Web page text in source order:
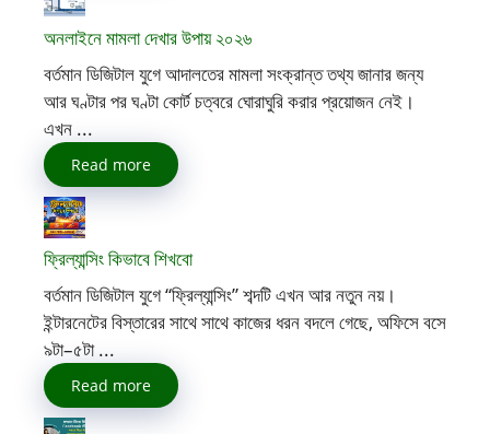
অনলাইনে মামলা দেখার উপায় ২০২৬
বর্তমান ডিজিটাল যুগে আদালতের মামলা সংক্রান্ত তথ্য জানার জন্য
আর ঘণ্টার পর ঘণ্টা কোর্ট চত্বরে ঘোরাঘুরি করার প্রয়োজন নেই।
এখন ...
Read more
ফ্রিল্যান্সিং কিভাবে শিখবো
বর্তমান ডিজিটাল যুগে “ফ্রিল্যান্সিং” শব্দটি এখন আর নতুন নয়।
ইন্টারনেটের বিস্তারের সাথে সাথে কাজের ধরন বদলে গেছে, অফিসে বসে
৯টা–৫টা ...
Read more